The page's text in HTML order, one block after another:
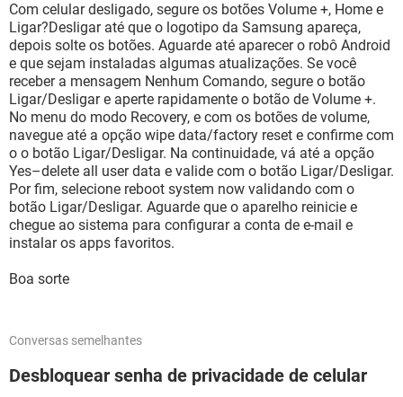
Com celular desligado, segure os botões Volume +, Home e
Ligar?Desligar até que o logotipo da Samsung apareça,
depois solte os botões. Aguarde até aparecer o robô Android
e que sejam instaladas algumas atualizações. Se você
receber a mensagem Nenhum Comando, segure o botão
Ligar/Desligar e aperte rapidamente o botão de Volume +.
No menu do modo Recovery, e com os botões de volume,
navegue até a opção wipe data/factory reset e confirme com
o o botão Ligar/Desligar. Na continuidade, vá até a opção
Yes–delete all user data e valide com o botão Ligar/Desligar.
Por fim, selecione reboot system now validando com o
botão Ligar/Desligar. Aguarde que o aparelho reinicie e
chegue ao sistema para configurar a conta de e-mail e
instalar os apps favoritos.
Boa sorte
Conversas semelhantes
Desbloquear senha de privacidade de celular